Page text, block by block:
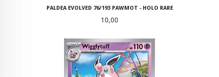
PALDEA EVOLVED 76/193 PAWMOT - HOLO RARE
Pris
10,00